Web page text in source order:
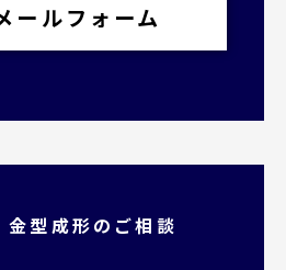
ールフォーム
金型成形のご相談